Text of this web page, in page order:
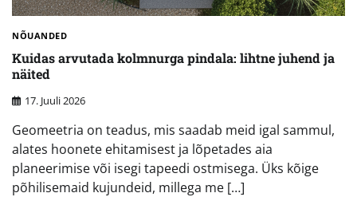
NÕUANDED
Kuidas arvutada kolmnurga pindala: lihtne juhend ja
näited
17. Juuli 2026
Geomeetria on teadus, mis saadab meid igal sammul,
alates hoonete ehitamisest ja lõpetades aia
planeerimise või isegi tapeedi ostmisega. Üks kõige
põhilisemaid kujundeid, millega me […]